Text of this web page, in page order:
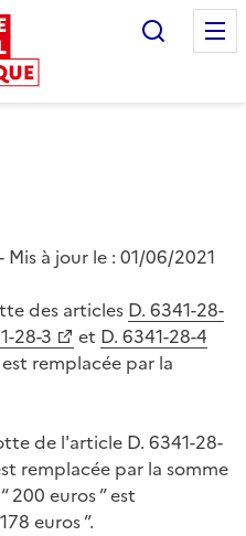
- Mis à jour le : 01/06/2021
des articles D. 6341-28-
28-3 et D. 6341-28-4
est remplacée par la
de l'article D. 6341-28-
remplacée par la somme
200 euros ” est
euros ”.